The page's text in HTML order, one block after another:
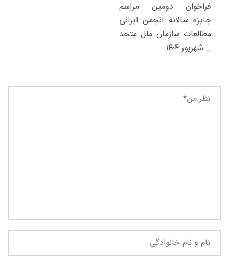
فراخوان دومین مراسم
جایزه سالانه انجمن ایرانی
مطالعات سازمان ملل متحد
_ شهریور ۱۴۰۴